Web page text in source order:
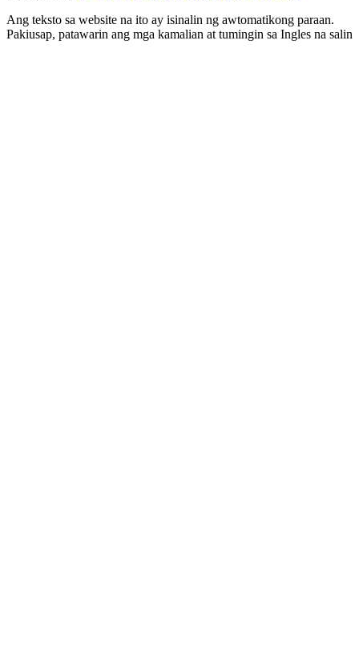
Ang teksto sa website na ito ay isinalin ng awtomatikong paraan.
Pakiusap, patawarin ang mga kamalian at tumingin sa Ingles na salin